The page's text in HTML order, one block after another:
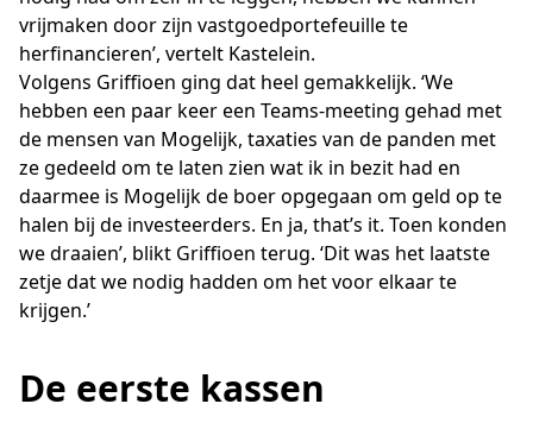
vrijmaken door zijn vastgoedportefeuille te
herfinancieren’, vertelt Kastelein.
Volgens Griffioen ging dat heel gemakkelijk. ‘We
hebben een paar keer een Teams-meeting gehad met
de mensen van Mogelijk, taxaties van de panden met
ze gedeeld om te laten zien wat ik in bezit had en
daarmee is Mogelijk de boer opgegaan om geld op te
halen bij de investeerders. En ja, that’s it. Toen konden
we draaien’, blikt Griffioen terug. ‘Dit was het laatste
zetje dat we nodig hadden om het voor elkaar te
krijgen.’
De eerste kassen